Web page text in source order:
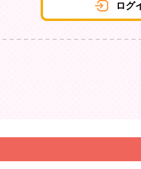
ログ